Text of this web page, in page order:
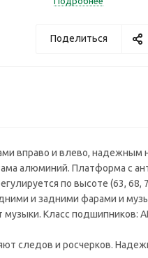
Поделиться
вправо и влево,
алюминий. Платформа с
по высоте (63,
и задними фарами и
Класс подшипников:
следов и росчерков.